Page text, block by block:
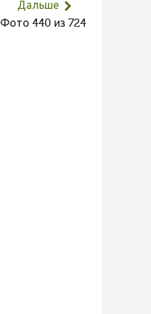
Дальше
Фото 440 из 724